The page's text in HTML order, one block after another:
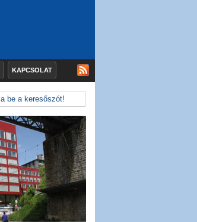
KAPCSOLAT